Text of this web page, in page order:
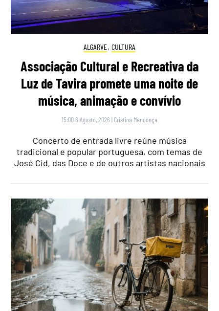
ALGARVE, CULTURA
Associação Cultural e Recreativa da
Luz de Tavira promete uma noite de
música, animação e convívio
15:00 6 Agosto, 2026 | Cristina Mendonça
Concerto de entrada livre reúne música
tradicional e popular portuguesa, com temas de
José Cid, das Doce e de outros artistas nacionais